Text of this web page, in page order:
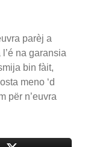
parèj a
na garansia
bin fàit,
meno ‘d
për n’euvra